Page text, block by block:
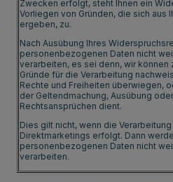
Zwecken erfolgt, steht Ihnen ein
Vorliegen von Gründen, die sich aus
ergeben, zu.
Nach Ausübung Ihres
personenbezogenen Daten nicht
verarbeiten, es sei denn, wir
Gründe für die Verarbeitung
Rechte und Freiheiten überwiegen,
der Geltendmachung, Ausübung
Rechtsansprüchen dient.
Dies gilt nicht, wenn die
Direktmarketings erfolgt. Dann
personenbezogenen Daten nicht
verarbeiten.